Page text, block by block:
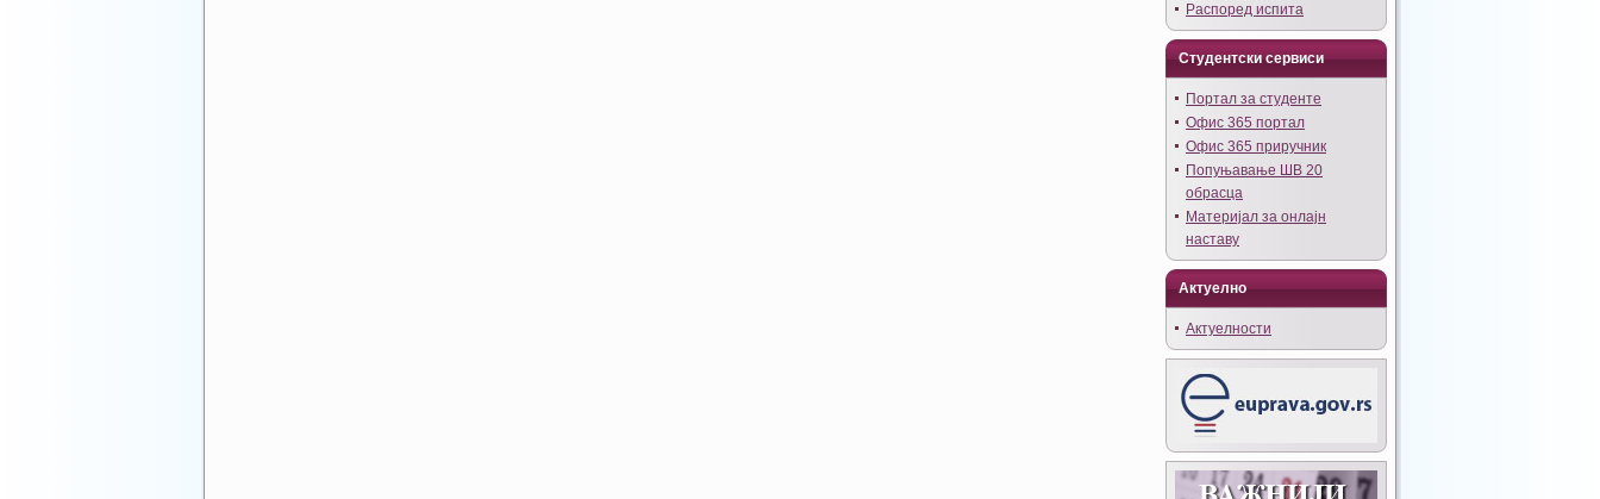
Распоред испита
Студентски сервиси
Портал за студенте
Офис 365 портал
Офис 365 приручник
Попуњавање ШВ 20
обрасца
Материјал за онлајн
наставу
Актуелно
Актуелности